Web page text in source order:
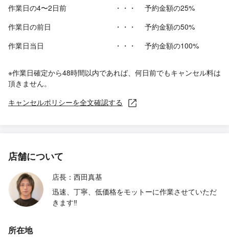
作業日の4〜2日前
・・・
予約金額の25%
作業日の前日
・・・
予約金額の50%
作業日当日
・・・ 予約金額の100%
※作業日確定から48時間以内であれば、何日前でもキャンセル料は
頂きません。
キャンセルポリシーを全文確認する
店舗について
店長：西田真基
迅速、丁寧、低価格をモットーに作業させていただ
きます‼︎
所在地